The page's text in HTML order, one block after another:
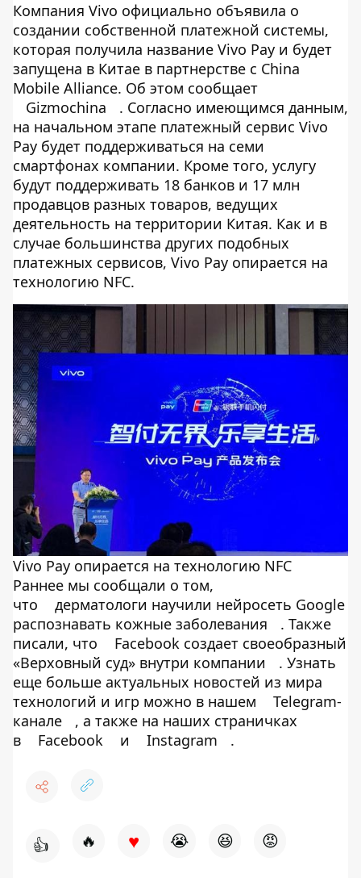
Компания Vivo официально объявила о
создании собственной платежной системы,
которая получила название Vivo Pay и будет
запущена в Китае в партнерстве с China
Mobile Alliance. Об этом сообщает
Gizmochina
. Согласно имеющимся данным,
на начальном этапе платежный сервис Vivo
Pay будет поддерживаться на семи
смартфонах компании. Кроме того, услугу
будут поддерживать 18 банков и 17 млн
продавцов разных товаров, ведущих
деятельность на территории Китая. Как и в
случае большинства других подобных
платежных сервисов, Vivo Pay опирается на
технологию NFC.
Vivo Pay опирается на технологию NFC
Раннее мы сообщали о том,
что
дерматологи научили нейросеть Google
распознавать кожные заболевания
. Также
писали, что
Facebook создает своеобразный
«Верховный суд» внутри компании
. Узнать
еще больше актуальных новостей из мира
технологий и игр можно в нашем
Telegram-
канале
, а также на наших страничках
в
Facebook и Instagram .
👍 🔥 ♥ 😭 😆 😡